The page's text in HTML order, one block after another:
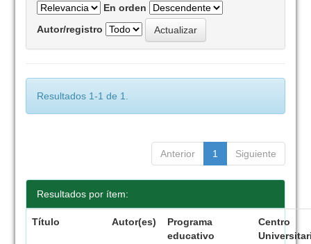
En orden
Autor/registro
Resultados 1-1 de 1.
Anterior 1 Siguiente
Resultados por ítem:
Título Autor(es)
Programa
educativo
Centro